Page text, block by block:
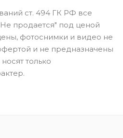
ст. 494 ГК РФ все
продается" под ценой
фотоснимки и видео не
и не предназначены
только